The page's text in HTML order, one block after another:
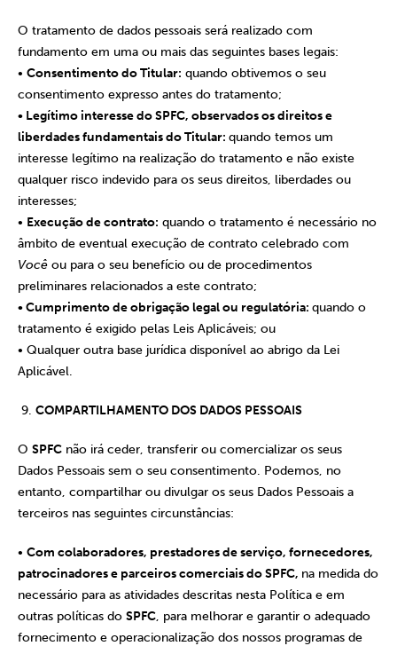
O tratamento de dados pessoais será realizado com
fundamento em uma ou mais das seguintes bases legais:
• Consentimento do Titular: quando obtivemos o seu
consentimento expresso antes do tratamento;
• Legítimo interesse do SPFC, observados os direitos e
liberdades fundamentais do Titular: quando temos um
interesse legítimo na realização do tratamento e não existe
qualquer risco indevido para os seus direitos, liberdades ou
interesses;
• Execução de contrato: quando o tratamento é necessário no
âmbito de eventual execução de contrato celebrado com
Você ou para o seu benefício ou de procedimentos
preliminares relacionados a este contrato;
• Cumprimento de obrigação legal ou regulatória: quando o
tratamento é exigido pelas Leis Aplicáveis; ou
• Qualquer outra base jurídica disponível ao abrigo da Lei
Aplicável.
COMPARTILHAMENTO DOS DADOS PESSOAIS
O SPFC não irá ceder, transferir ou comercializar os seus
Dados Pessoais sem o seu consentimento. Podemos, no
entanto, compartilhar ou divulgar os seus Dados Pessoais a
terceiros nas seguintes circunstâncias:
• Com colaboradores, prestadores de serviço, fornecedores,
patrocinadores e parceiros comerciais do SPFC, na medida do
necessário para as atividades descritas nesta Política e em
outras políticas do SPFC, para melhorar e garantir o adequado
fornecimento e operacionalização dos nossos programas de